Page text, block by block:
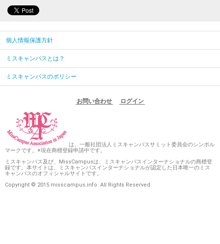
個人情報保護方針
ミスキャンパスとは？
ミスキャンパスのポリシー
お問い合わせ ログイン
は、一般社団法人ミスキャンパスサミット委員会のシンボル
マークです。※現在商標登録申請中です。
ミスキャンパス及び、MissCampusは、ミスキャンパスインターナショナルの商標登
録です。本サイトは、ミスキャンパスインターナショナルが認定した日本唯一のミス
キャンパスのオフィシャルサイトです。
Copyright © 2015 misscampus.info. All Rights Reserved